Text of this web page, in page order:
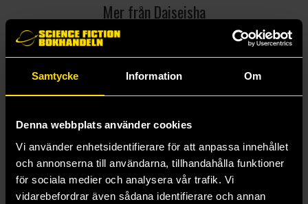
Samtycke Information Om
Denna webbplats använder cookies
Vi använder enhetsidentifierare för att anpassa innehållet
och annonserna till användarna, tillhandahålla funktioner
för sociala medier och analysera vår trafik. Vi
vidarebefordrar även sådana identifierare och annan
Mer från Daiseisha